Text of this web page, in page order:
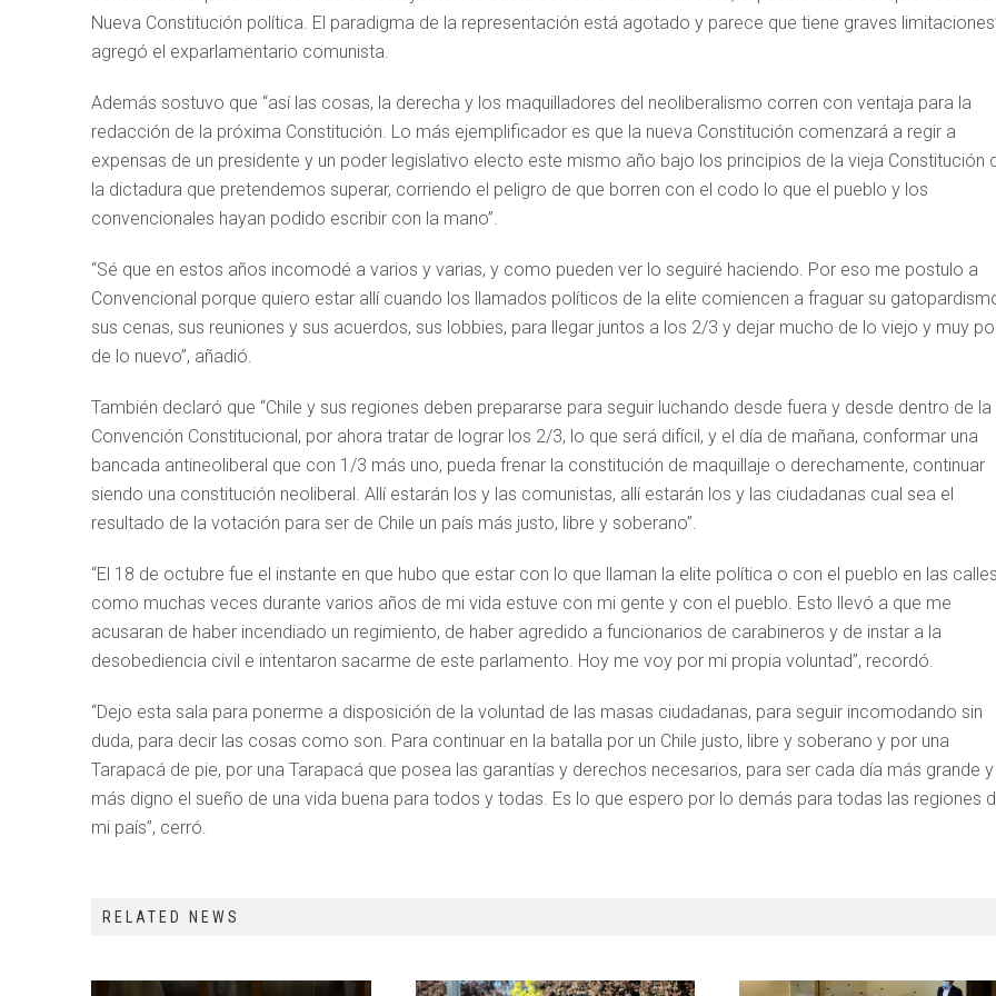
Nueva Constitución política. El paradigma de la representación está agotado y parece que tiene graves
agregó el exparlamentario comunista.
Además sostuvo que “así las cosas, la derecha y los maquilladores del neoliberalismo corren con ventaja para la
redacción de la próxima Constitución. Lo más ejemplificador es que la nueva Constitución comenzará a regir a
expensas de un presidente y un poder legislativo electo este mismo año bajo los principios de la vieja Constitución
la dictadura que pretendemos superar, corriendo el peligro de que borren con el codo lo que el pueblo y los
convencionales hayan podido escribir con la mano”.
“Sé que en estos años incomodé a varios y varias, y como pueden ver lo seguiré haciendo. Por eso me postulo a
Convencional porque quiero estar allí cuando los llamados políticos de la elite comiencen a fraguar su
sus cenas, sus reuniones y sus acuerdos, sus lobbies, para llegar juntos a los 2/3 y dejar mucho de lo viejo y muy
de lo nuevo”, añadió.
También declaró que “Chile y sus regiones deben prepararse para seguir luchando desde fuera y desde dentro de la
Convención Constitucional, por ahora tratar de lograr los 2/3, lo que será difícil, y el día de mañana, conformar una
bancada antineoliberal que con 1/3 más uno, pueda frenar la constitución de maquillaje o derechamente, continuar
siendo una constitución neoliberal. Allí estarán los y las comunistas, allí estarán los y las ciudadanas cual sea el
resultado de la votación para ser de Chile un país más justo, libre y soberano”.
“El 18 de octubre fue el instante en que hubo que estar con lo que llaman la elite política o con el pueblo en las
como muchas veces durante varios años de mi vida estuve con mi gente y con el pueblo. Esto llevó a que me
acusaran de haber incendiado un regimiento, de haber agredido a funcionarios de carabineros y de instar a la
desobediencia civil e intentaron sacarme de este parlamento. Hoy me voy por mi propia voluntad”, recordó.
“Dejo esta sala para ponerme a disposición de la voluntad de las masas ciudadanas, para seguir incomodando sin
duda, para decir las cosas como son. Para continuar en la batalla por un Chile justo, libre y soberano y por una
Tarapacá de pie, por una Tarapacá que posea las garantías y derechos necesarios, para ser cada día más grande y
más digno el sueño de una vida buena para todos y todas. Es lo que espero por lo demás para todas las regiones
mi país”, cerró.
RELATED NEWS